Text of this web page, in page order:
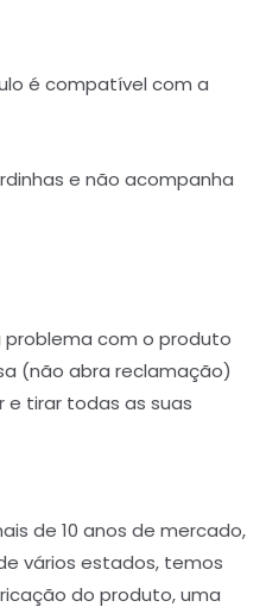
é compatível com a
e não acompanha
problema com o produto
(não abra reclamação)
e tirar todas as suas
de 10 anos de mercado,
vários estados, temos
do produto, uma